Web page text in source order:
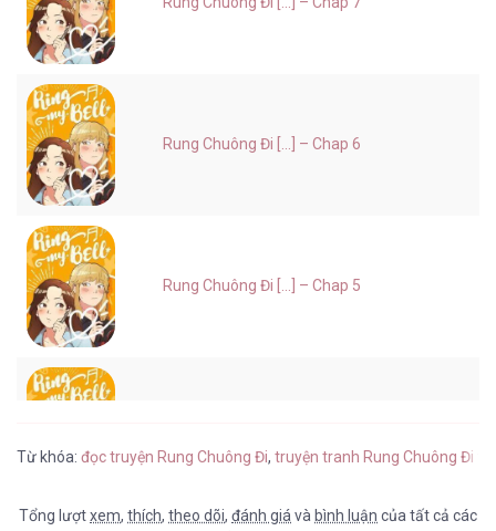
Rung Chuông Đi [...] – Chap 6
Rung Chuông Đi [...] – Chap 5
Từ khóa: đọc truyện Rung Chuông Đi, truyện tranh Rung Chuông Đi
Tổng lượtxem, thích, theo dõi, đánh giá và bình luận của tất cả các